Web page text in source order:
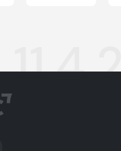
SVĚTLÝ/TMAVÝ REŽIM